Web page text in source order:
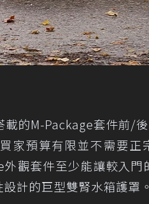
載的M-Package套件前/
家預算有限並不需要正
觀套件至少能讓較入
計的巨型雙腎水箱護罩。